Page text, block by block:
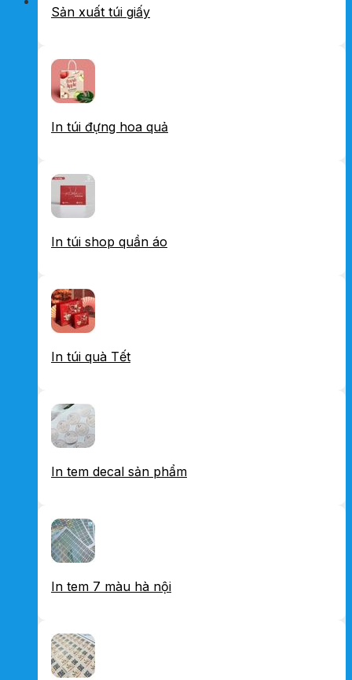
Sản xuất túi giấy
In túi đựng hoa quả
In túi shop quần áo
In túi quà Tết
In tem decal sản phẩm
In tem 7 màu hà nội